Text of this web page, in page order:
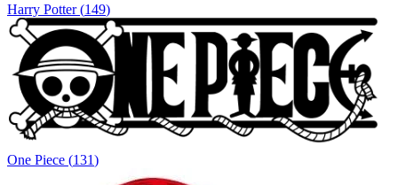
Harry Potter (149)
One Piece (131)